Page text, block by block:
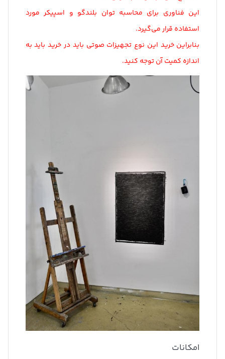
این فناوری برای محاسبهتوان بلندگو و اسپیکر مورد
استفاده قرار می‌گیرد.
بنابراین خرید این نوع تجهیزات صوتی باید در خرید باید به
اندازه کمیت آن توجه کنید.
امکانات